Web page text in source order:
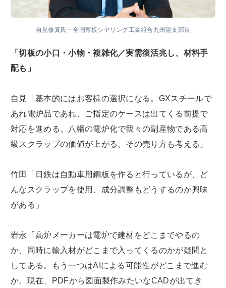
自見修真氏・全国厚板シヤリング工業組合九州副支部長
「切板の小口・小物・複雑化／実需復活兆し、材料手
配も」
自見「基本的にはお客様の選択になる。GXスチールで
あれ電炉品であれ、ご指定のケースは出てくる前提で
対応を進める。八幡の電炉化で我々の副産物である高
級スクラップの価値が上がる。その売り方も考える」
竹田「日鉄は自動車用鋼板を作ると行っているが、ど
んなスクラップを使用、成分調整もどうするのか興味
がある」
岩永「高炉メーカーは電炉で建材をどこまでやるの
か、同時に輸入材がどこまで入ってくるのかが疑問と
してある。もう一つはAIによる可能性がどこまで進む
か。現在、PDFから図面製作みたいなCADが出てき